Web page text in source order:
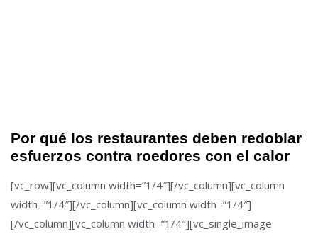
Por qué los restaurantes deben redoblar
esfuerzos contra roedores con el calor
[vc_row][vc_column width=”1/4″][/vc_column][vc_column
width=”1/4″][/vc_column][vc_column width=”1/4″]
[/vc_column][vc_column width=”1/4″][vc_single_image